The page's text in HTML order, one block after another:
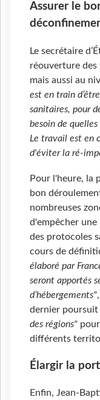
Assurer le
Le secrétaire
réouverture des
mais aussi au
est en train
sanitaires, pour
besoin de quelles
Le travail est en
d'éviter la ré-
Pour l'heure, la
bon
nombreuses
d'empêcher une
des protocoles
cours de
élaboré par
seront apportés
d’hébergements"
dernier poursuit
des régions"
différents
Élargir la
Enfin, Jean-